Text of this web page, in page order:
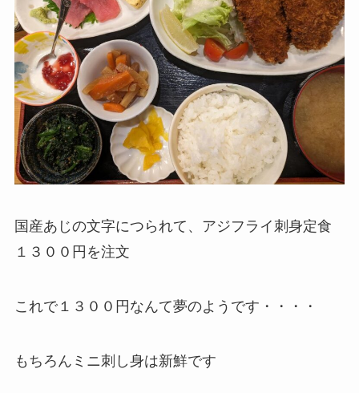
国産あじの文字につられて、アジフライ刺身定食
１３００円を注文
これで１３００円なんて夢のようです・・・・
もちろんミニ刺し身は新鮮です